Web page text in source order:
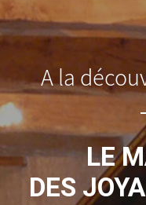
A la
LE
DES